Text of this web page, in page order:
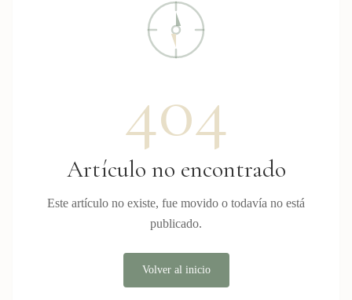
404
Artículo no encontrado
Este artículo no existe, fue movido o todavía no está
publicado.
Volver al inicio